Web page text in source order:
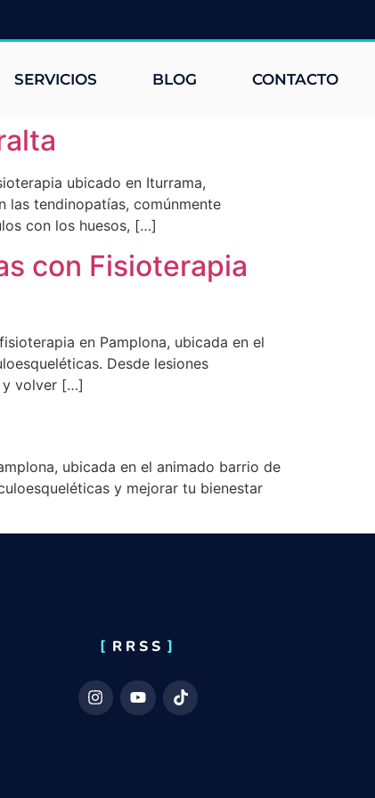
SERVICIOS BLOG CONTACTO
ubicado en Iturrama,
las tendinopatías, comúnmente
con los huesos, […]
con Fisioterapia
en Pamplona, ubicada en el
Desde lesiones
y volver […]
ubicada en el animado barrio de
y mejorar tu bienestar
RRSS